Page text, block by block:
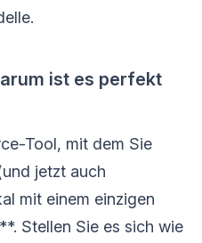
ist es perfekt
Tool, mit dem Sie
jetzt auch
mit einem einzigen
Stellen Sie es sich wie